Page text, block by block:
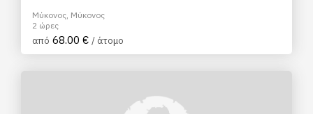
Μύκονος, Μύκονος
2 ώρες
από 68.00 € / άτομο